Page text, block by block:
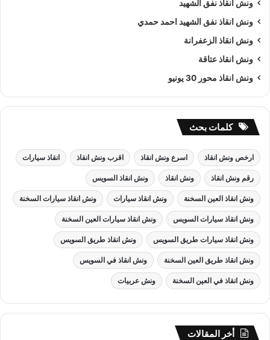
ونش انقاذ نفق الشهيد
ونش انقاذ نفق الشهيد احمد حمدي
ونش انقاذ الزعفرانة
ونش انقاذ عتاقة
ونش انقاذ محور 30 يونيو
كلمات بحث
ارخص ونش انقاذ اسرع ونش انقاذ اقرب ونش انقاذ انقاذ سيارات
رقم ونش انقاذ ونش انقاذ ونش انقاذ السويس
ونش انقاذ العين السخنة ونش انقاذ سيارات ونش انقاذ سيارات السخنة
ونش انقاذ سيارات السويس ونش انقاذ سيارات العين السخنة
ونش انقاذ سيارات طريق السويس ونش انقاذ طريق السويس
ونش انقاذ طريق العين السخنة ونش انقاذ في السويس
ونش انقاذ في العين السخنة ونش عربيات
أخر المقالات